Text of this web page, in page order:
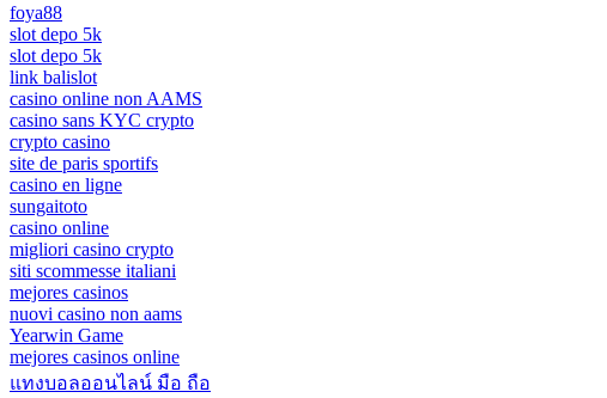
foya88
slot depo 5k
slot depo 5k
link balislot
casino online non AAMS
casino sans KYC crypto
crypto casino
site de paris sportifs
casino en ligne
sungaitoto
casino online
migliori casino crypto
siti scommesse italiani
mejores casinos
nuovi casino non aams
Yearwin Game
mejores casinos online
แทงบอลออนไลน์ มือ ถือ